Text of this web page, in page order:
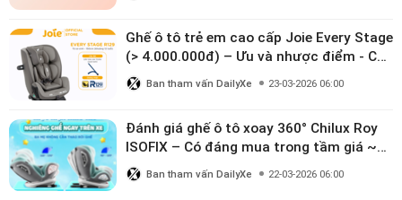
Ghế ô tô trẻ em cao cấp Joie Every Stage
(> 4.000.000đ) – Ưu và nhược điểm - Có
đáng đầu tư cho bé từ 0–12 tuổi?
Ban tham vấn DailyXe 23-03-2026 06:00
Đánh giá ghế ô tô xoay 360° Chilux Roy
ISOFIX – Có đáng mua trong tầm giá ~3
triệu
Ban tham vấn DailyXe 22-03-2026 06:00